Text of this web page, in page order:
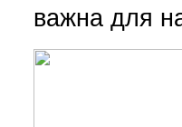
важна для